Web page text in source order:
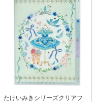
たけいみきシリーズクリアフ